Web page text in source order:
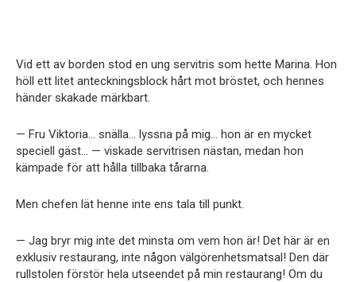
Vid ett av borden stod en ung servitris som hette Marina. Hon
höll ett litet anteckningsblock hårt mot bröstet, och hennes
händer skakade märkbart.
— Fru Viktoria… snälla… lyssna på mig… hon är en mycket
speciell gäst… — viskade servitrisen nästan, medan hon
kämpade för att hålla tillbaka tårarna.
Men chefen lät henne inte ens tala till punkt.
— Jag bryr mig inte det minsta om vem hon är! Det här är en
exklusiv restaurang, inte någon välgörenhetsmatsal! Den där
rullstolen förstör hela utseendet på min restaurang! Om du